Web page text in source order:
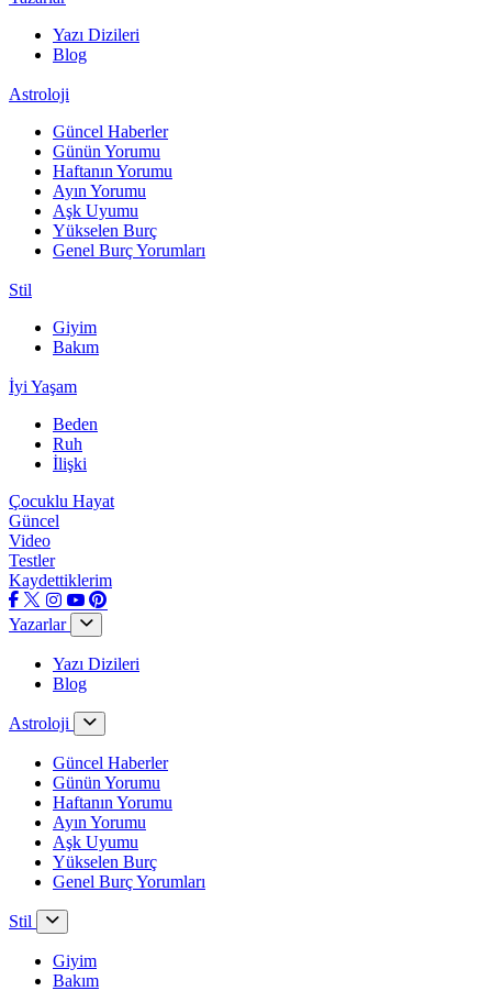
Yazı Dizileri
Blog
Astroloji
Güncel Haberler
Günün Yorumu
Haftanın Yorumu
Ayın Yorumu
Aşk Uyumu
Yükselen Burç
Genel Burç Yorumları
Stil
Giyim
Bakım
İyi Yaşam
Beden
Ruh
İlişki
Çocuklu Hayat
Güncel
Video
Testler
Kaydettiklerim
Yazarlar
Yazı Dizileri
Blog
Astroloji
Güncel Haberler
Günün Yorumu
Haftanın Yorumu
Ayın Yorumu
Aşk Uyumu
Yükselen Burç
Genel Burç Yorumları
Stil
Giyim
Bakım